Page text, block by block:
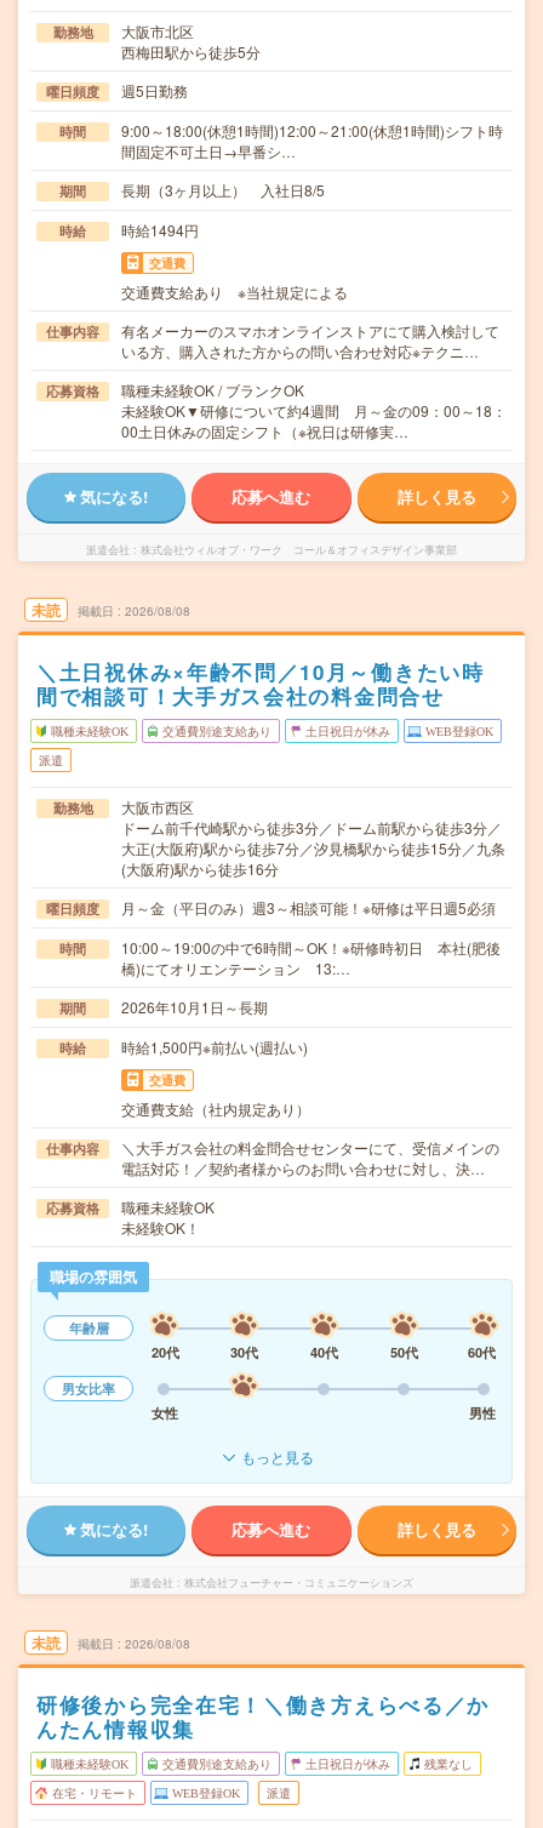
勤務地
大阪市北区
西梅田駅から徒歩5分
曜日頻度 週5日勤務
時間
9:00～18:00(休憩1時間)12:00～21:00(休憩1時間)シフト時
間固定不可土日→早番シ…
期間 長期（3ヶ月以上） 入社日8/5
時給 時給1494円
交通費
交通費支給あり ※当社規定による
仕事内容
有名メーカーのスマホオンラインストアにて購入検討して
いる方、購入された方からの問い合わせ対応※テクニ…
応募資格
職種未経験OK / ブランクOK
未経験OK▼研修について約4週間 月～金の09：00～18：
00土日休みの固定シフト（※祝日は研修実…
気になる! 応募へ進む 詳しく見る
派遣会社 株式会社ウィルオブ・ワーク コール＆オフィスデザイン事業部
未読 掲載日 2026/08/08
＼土日祝休み×年齢不問／10月～働きたい時
間で相談可！大手ガス会社の料金問合せ
職種未経験OK 交通費別途支給あり 土日祝日が休み WEB登録OK
派遣
勤務地
大阪市西区
ドーム前千代崎駅から徒歩3分／ドーム前駅から徒歩3分／
大正(大阪府)駅から徒歩7分／汐見橋駅から徒歩15分／九条
(大阪府)駅から徒歩16分
曜日頻度 月～金（平日のみ）週3～相談可能！※研修は平日週5必須
時間
10:00～19:00の中で6時間～OK！※研修時初日 本社(肥後
橋)にてオリエンテーション 13:…
期間 2026年10月1日～長期
時給 時給1,500円※前払い(週払い)
交通費
交通費支給（社内規定あり）
仕事内容
＼大手ガス会社の料金問合せセンターにて、受信メインの
電話対応！／契約者様からのお問い合わせに対し、決…
応募資格
職種未経験OK
未経験OK！
職場の雰囲気
年齢層
20代
30代 40代 50代
60代
男女比率
女性
男性
もっと見る
気になる! 応募へ進む 詳しく見る
派遣会社 株式会社フューチャー・コミュニケーションズ
未読 掲載日 2026/08/08
研修後から完全在宅！＼働き方えらべる／か
んたん情報収集
職種未経験OK 交通費別途支給あり 土日祝日が休み 残業なし
在宅・リモート WEB登録OK 派遣